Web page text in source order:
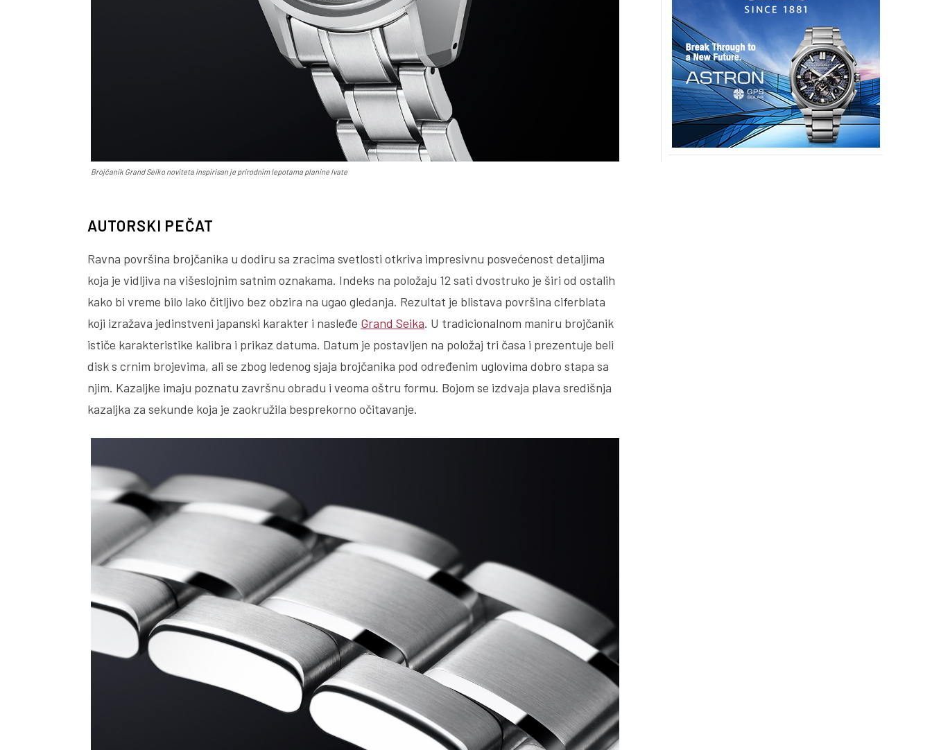
Brojčanik Grand Seiko noviteta inspirisan je prirodnim lepotama planine Ivate
AUTORSKI PEČAT
Ravna površina brojčanika u dodiru sa zracima svetlosti otkriva impresivnu posvećenost detaljima
koja je vidljiva na višeslojnim satnim oznakama. Indeks na položaju 12 sati dvostruko je širi od ostalih
kako bi vreme bilo lako čitljivo bez obzira na ugao gledanja. Rezultat je blistava površina ciferblata
koji izražava jedinstveni japanski karakter i nasleđe Grand Seika. U tradicionalnom maniru brojčanik
ističe karakteristike kalibra i prikaz datuma. Datum je postavljen na položaj tri časa i prezentuje beli
disk s crnim brojevima, ali se zbog ledenog sjaja brojčanika pod određenim uglovima dobro stapa sa
njim. Kazaljke imaju poznatu završnu obradu i veoma oštru formu. Bojom se izdvaja plava središnja
kazaljka za sekunde koja je zaokružila besprekorno očitavanje.